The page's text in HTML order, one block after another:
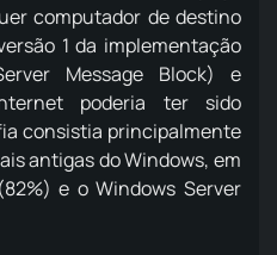
computador de destino
1 da implementação
Message Block) e
poderia ter sido
consistia principalmente
antigas do Windows, em
e o Windows Server